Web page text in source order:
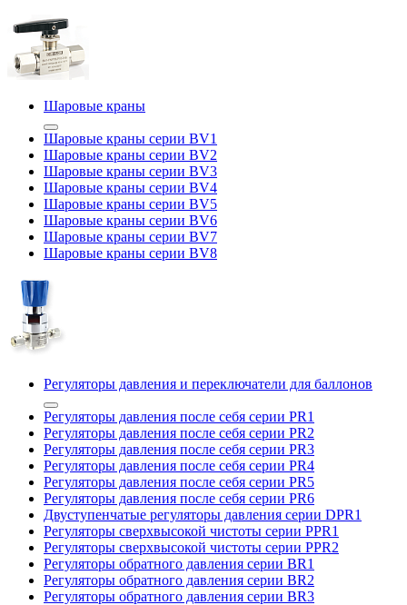
Шаровые краны
Шаровые краны серии BV1
Шаровые краны серии BV2
Шаровые краны серии BV3
Шаровые краны серии BV4
Шаровые краны серии BV5
Шаровые краны серии BV6
Шаровые краны серии BV7
Шаровые краны серии BV8
Регуляторы давления и переключатели для баллонов
Регуляторы давления после себя серии PR1
Регуляторы давления после себя серии PR2
Регуляторы давления после себя серии PR3
Регуляторы давления после себя серии PR4
Регуляторы давления после себя серии PR5
Регуляторы давления после себя серии PR6
Двуступенчатые регуляторы давления серии DPR1
Регуляторы сверхвысокой чистоты серии PPR1
Регуляторы сверхвысокой чистоты серии PPR2
Регуляторы обратного давления серии BR1
Регуляторы обратного давления серии BR2
Регуляторы обратного давления серии BR3